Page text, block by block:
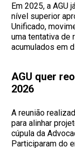
Em 2025, a AGU
nível superior
Unificado,
uma tentativa de
acumulados em
AGU quer
2026
A reunião
para alinhar
cúpula da
Participaram do